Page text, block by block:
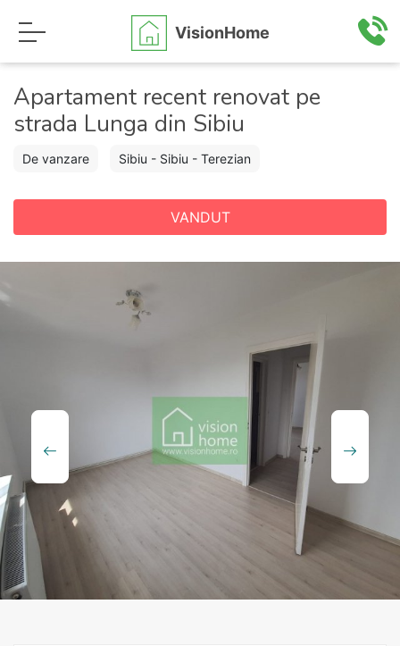
VisionHome
Apartament recent renovat pe
strada Lunga din Sibiu
De vanzare Sibiu - Sibiu - Terezian
VANDUT